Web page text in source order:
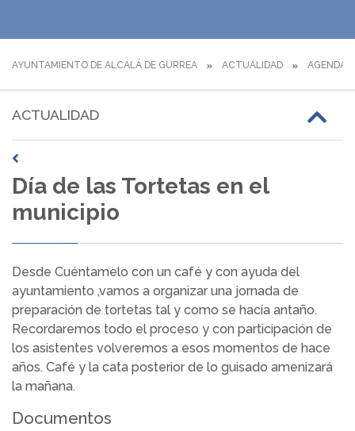
AYUNTAMIENTO DE ALCALÁ DE GURREA ACTUALIDAD AGENDA
ACTUALIDAD
Día de las Tortetas en el
municipio
Desde Cuéntamelo con un café y con ayuda del
ayuntamiento ,vamos a organizar una jornada de
preparación de tortetas tal y como se hacía antaño.
Recordaremos todo el proceso y con participación de
los asistentes volveremos a esos momentos de hace
años. Café y la cata posterior de lo guisado amenizará
la mañana.
Documentos